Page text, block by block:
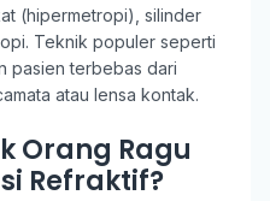
(hipermetropi), silinder
Teknik populer seperti
pasien terbebas dari
atau lensa kontak.
Orang Ragu
Refraktif?